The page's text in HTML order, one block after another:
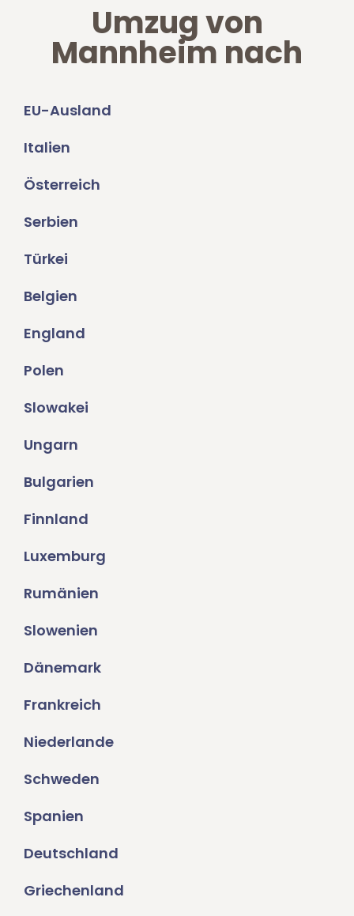
Umzug von
Mannheim nach
EU-Ausland
Italien
Österreich
Serbien
Türkei
Belgien
England
Polen
Slowakei
Ungarn
Bulgarien
Finnland
Luxemburg
Rumänien
Slowenien
Dänemark
Frankreich
Niederlande
Schweden
Spanien
Deutschland
Griechenland